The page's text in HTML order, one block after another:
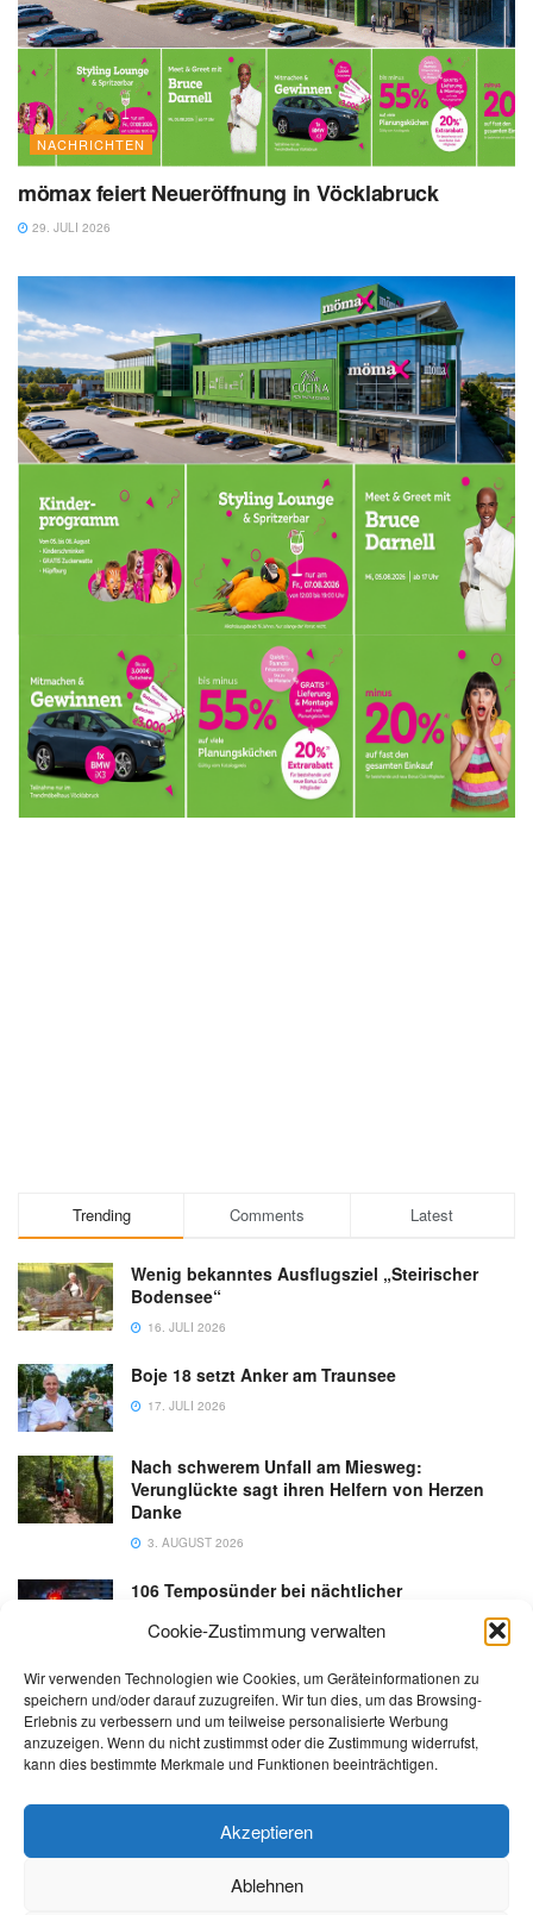
Cookie-Zustimmung verwalten
Wir verwenden Technologien wie Cookies, um Geräteinformationen zu
speichern und/oder darauf zuzugreifen. Wir tun dies, um das Browsing-
Erlebnis zu verbessern und um teilweise personalisierte Werbung
anzuzeigen. Wenn du nicht zustimmst oder die Zustimmung widerrufst,
kann dies bestimmte Merkmale und Funktionen beeinträchtigen.
Akzeptieren
Ablehnen
NACHRICHTEN
mömax feiert Neueröffnung in Vöcklabruck
29. JULI 2026
Trending Comments Latest
Wenig bekanntes Ausflugsziel „Steirischer
Bodensee“
16. JULI 2026
Boje 18 setzt Anker am Traunsee
17. JULI 2026
Nach schwerem Unfall am Miesweg:
Verunglückte sagt ihren Helfern von Herzen
Danke
3. AUGUST 2026
106 Temposünder bei nächtlicher
18. JULI 2026